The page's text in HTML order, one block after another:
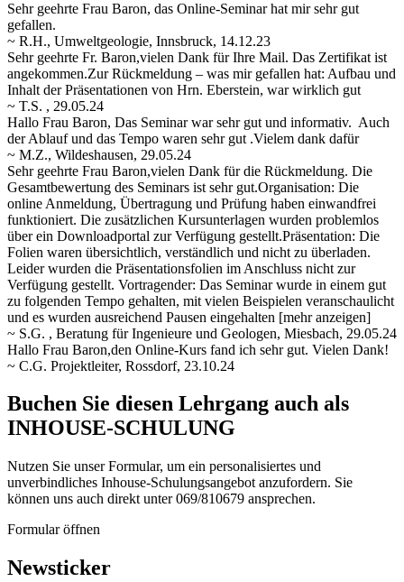
Sehr geehrte Frau Baron, das Online-Seminar hat mir sehr gut
gefallen.
~ R.H., Umweltgeologie, Innsbruck, 14.12.23
Sehr geehrte Fr. Baron,vielen Dank für Ihre Mail. Das Zertifikat ist
angekommen.Zur Rückmeldung – was mir gefallen hat: Aufbau und
Inhalt der Präsentationen von Hrn. Eberstein, war wirklich gut
~ T.S. , 29.05.24
Hallo Frau Baron, Das Seminar war sehr gut und informativ. Auch
der Ablauf und das Tempo waren sehr gut .Vielem dank dafür
~ M.Z., Wildeshausen, 29.05.24
Sehr geehrte Frau Baron,vielen Dank für die Rückmeldung. Die
Gesamtbewertung des Seminars ist sehr gut.Organisation: Die
online Anmeldung, Übertragung und Prüfung haben einwandfrei
funktioniert. Die zusätzlichen Kursunterlagen wurden problemlos
über ein Downloadportal zur Verfügung gestellt.Präsentation: Die
Folien waren übersichtlich, verständlich und nicht zu überladen.
Leider wurden die Präsentationsfolien im Anschluss nicht zur
Verfügung gestellt. Vortragender: Das Seminar wurde in einem gut
zu folgenden Tempo gehalten, mit vielen Beispielen veranschaulicht
und es wurden ausreichend Pausen eingehalten [mehr anzeigen]
~ S.G. , Beratung für Ingenieure und Geologen, Miesbach, 29.05.24
Hallo Frau Baron,den Online-Kurs fand ich sehr gut. Vielen Dank!
~ C.G. Projektleiter, Rossdorf, 23.10.24
Buchen Sie diesen Lehrgang auch als
INHOUSE-SCHULUNG
Nutzen Sie unser Formular, um ein personalisiertes und
unverbindliches Inhouse-Schulungs­angebot anzufordern. Sie
können uns auch direkt unter 069/810679 ansprechen.
Formular öffnen
Newsticker